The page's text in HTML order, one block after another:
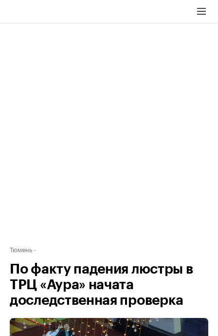
Тюмень
По факту падения люстры в
ТРЦ «Аура» начата
доследственная проверка